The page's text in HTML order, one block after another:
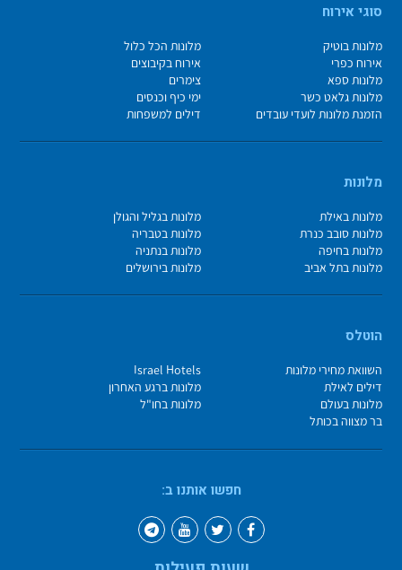
סוגי אירוח
מלונות בוטיק
מלונות הכל כלול
אירוח כפרי
אירוח בקיבוצים
מלונות ספא
צימרים
מלונות גלאט כשר
ימי כיף וכנסים
הזמנת מלונות לועדי עובדים
דילים למשפחות
מלונות
מלונות באילת
מלונות בגליל והגולן
מלונות סובב כנרת
מלונות בטבריה
מלונות בחיפה
מלונות בנתניה
מלונות בתל אביב
מלונות בירושלים
הוטלס
השוואת מחירי מלונות
Israel Hotels
דילים לאילת
מלונות ברגע האחרון
מלונות בעולם
מלונות בחו"ל
בר מצווה בכותל
חפשו אותנו ב: